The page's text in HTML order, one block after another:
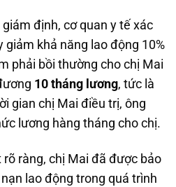
định, cơ quan y tế xác
giảm khả năng lao động 10%
phải bồi thường cho chị Mai
10 tháng lương, tức là
gian chị Mai điều trị, ông
lương hàng tháng cho chị.
rõ ràng, chị Mai đã được bảo
lao động trong quá trình